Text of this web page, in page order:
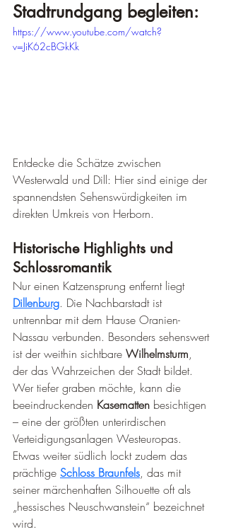
Stadtrundgang begleiten:
https://www.youtube.com/watch?
v=JiK62cBGkKk
Entdecke die Schätze zwischen
Westerwald und Dill: Hier sind einige der
spannendsten Sehenswürdigkeiten im
direkten Umkreis von Herborn.
Historische Highlights und
Schlossromantik
Nur einen Katzensprung entfernt liegt
Dillenburg. Die Nachbarstadt ist
untrennbar mit dem Hause Oranien-
Nassau verbunden. Besonders sehenswert
ist der weithin sichtbare Wilhelmsturm,
der das Wahrzeichen der Stadt bildet.
Wer tiefer graben möchte, kann die
beeindruckenden Kasematten besichtigen
– eine der größten unterirdischen
Verteidigungsanlagen Westeuropas.
Etwas weiter südlich lockt zudem das
prächtige Schloss Braunfels, das mit
seiner märchenhaften Silhouette oft als
„hessisches Neuschwanstein“ bezeichnet
wird.